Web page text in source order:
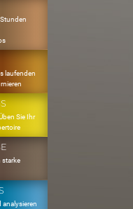
laufenden
Sie Ihr